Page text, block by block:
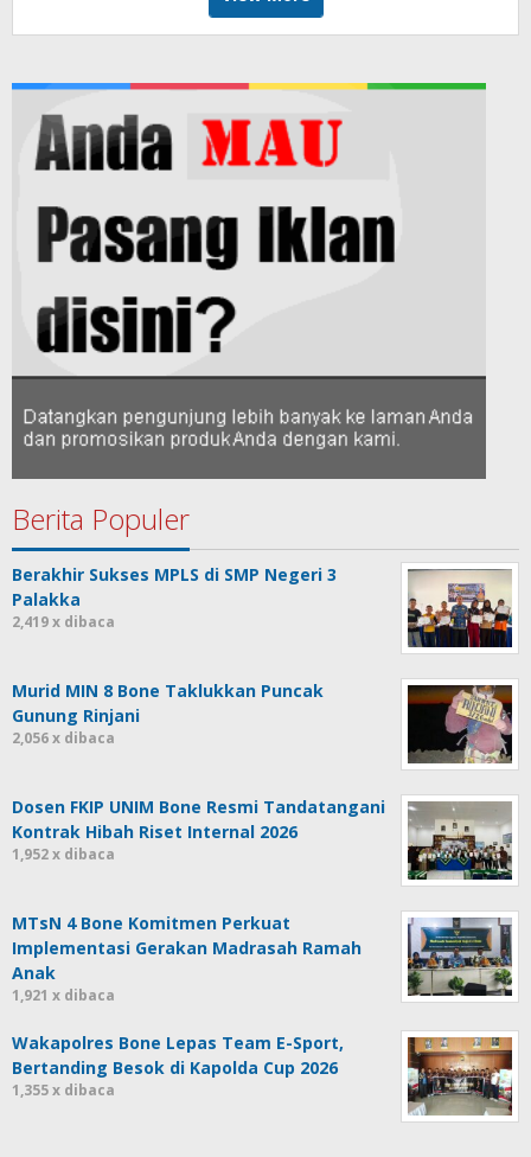
Berita Populer
Berakhir Sukses MPLS di SMP Negeri 3
Palakka
2,419 x dibaca
Murid MIN 8 Bone Taklukkan Puncak
Gunung Rinjani
2,056 x dibaca
Dosen FKIP UNIM Bone Resmi Tandatangani
Kontrak Hibah Riset Internal 2026
1,952 x dibaca
MTsN 4 Bone Komitmen Perkuat
Implementasi Gerakan Madrasah Ramah
Anak
1,921 x dibaca
Wakapolres Bone Lepas Team E-Sport,
Bertanding Besok di Kapolda Cup 2026
1,355 x dibaca